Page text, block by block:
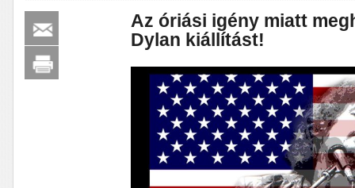
Az óriási igény miatt
Dylan kiállítást!